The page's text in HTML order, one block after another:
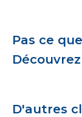
Pas ce
D'autres